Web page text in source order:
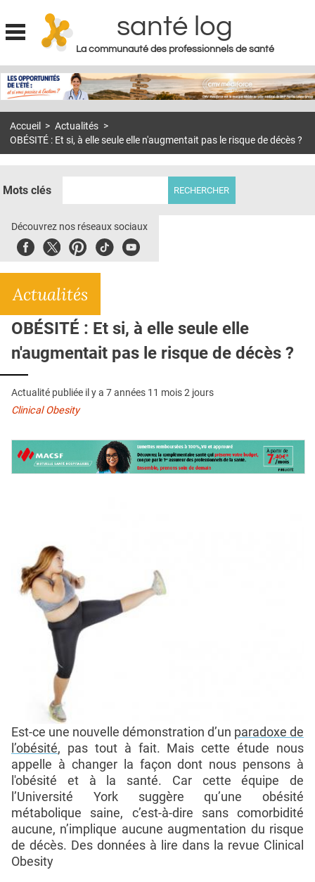
Jump to navigation
santé log
La communauté des professionnels de santé
MON COMPTE
S'ABONNER À LA REVUE SOIN À DOMICILE
DOSSIERS
E-REVUE SAD
L'APP
QUI SOMMES-NOUS ?
PUBLICITÉ
CONDITIONS GÉNÉRALES
CONTACT
Accueil > Actualités >
OBÉSITÉ : Et si, à elle seule elle n'augmentait pas le risque de décès ?
Mots clés
Découvrez nos réseaux sociaux
FacebookTwitterPinterest
TiktokYoubute
Actualités
OBÉSITÉ : Et si, à elle seule elle
n'augmentait pas le risque de décès ?
Actualité publiée il y a 7 années 11 mois 2 jours
Clinical Obesity
Est-ce une nouvelle démonstration d’un paradoxe de
l’obésité, pas tout à fait. Mais cette étude nous
appelle à changer la façon dont nous pensons à
l'obésité et à la santé. Car cette équipe de
l’Université York suggère qu’une obésité
métabolique saine, c’est-à-dire sans comorbidité
aucune, n’implique aucune augmentation du risque
de décès. Des données à lire dans la revue Clinical
Obesity